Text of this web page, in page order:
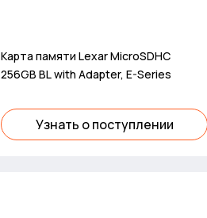
Карта памяти Lexar MicroSDHC
256GB BL with Adapter, E-Series
Узнать о поступлении